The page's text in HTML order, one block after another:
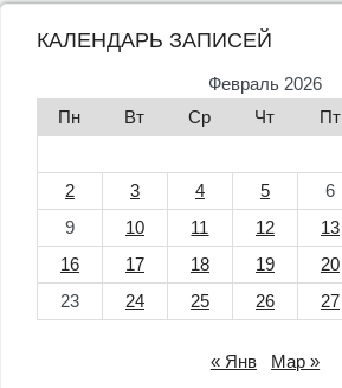
КАЛЕНДАРЬ ЗАПИСЕЙ
Февраль 2026
Пн
Вт Ср Чт Пт
2
3 4 5 6
9
10 11 12 13
16
17 18 19 20
23
24 25 26 27
« Янв Мар »